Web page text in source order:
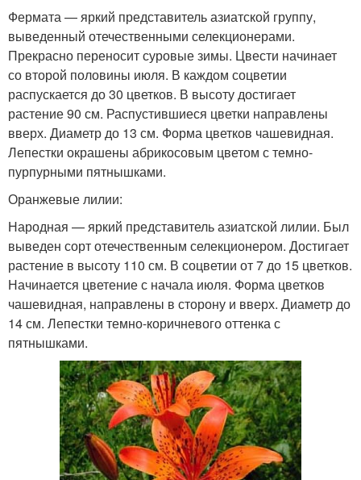
Фермата — яркий представитель азиатской группу,
выведенный отечественными селекционерами.
Прекрасно переносит суровые зимы. Цвести начинает
со второй половины июля. В каждом соцветии
распускается до 30 цветков. В высоту достигает
растение 90 см. Распустившиеся цветки направлены
вверх. Диаметр до 13 см. Форма цветков чашевидная.
Лепестки окрашены абрикосовым цветом с темно-
пурпурными пятнышками.
Оранжевые лилии:
Народная — яркий представитель азиатской лилии. Был
выведен сорт отечественным селекционером. Достигает
растение в высоту 110 см. В соцветии от 7 до 15 цветков.
Начинается цветение с начала июля. Форма цветков
чашевидная, направлены в сторону и вверх. Диаметр до
14 см. Лепестки темно-коричневого оттенка с
пятнышками.